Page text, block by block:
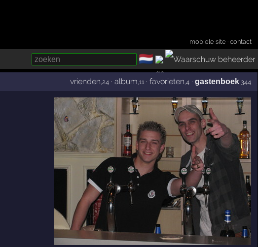
mobiele site ·contact
🇳🇱
vrienden ,24 ·album ,11 ·favorieten ,4 ·gastenboek ,344